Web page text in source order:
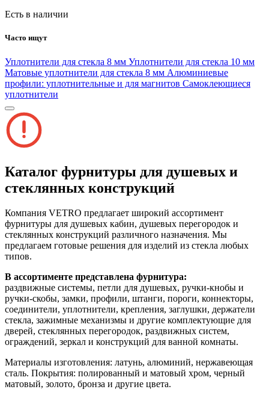
Есть в наличии
Часто ищут
Уплотнители для стекла 8 мм Уплотнители для стекла 10 мм
Матовые уплотнители для стекла 8 мм Алюминиевые
профили: уплотнительные и для магнитов Самоклеющиеся
уплотнители
Каталог фурнитуры для душевых и
стеклянных конструкций
Компания VETRO предлагает широкий ассортимент
фурнитуры для душевых кабин, душевых перегородок и
стеклянных конструкций различного назначения. Мы
предлагаем готовые решения для изделий из стекла любых
типов.
В ассортименте представлена фурнитура:
раздвижные системы, петли для душевых, ручки-кнобы и
ручки-скобы, замки, профили, штанги, пороги, коннекторы,
соединители, уплотнители, крепления, заглушки, держатели
стекла, зажимные механизмы и другие комплектующие для
дверей, стеклянных перегородок, раздвижных систем,
ограждений, зеркал и конструкций для ванной комнаты.
Материалы изготовления: латунь, алюминий, нержавеющая
сталь. Покрытия: полированный и матовый хром, черный
матовый, золото, бронза и другие цвета.